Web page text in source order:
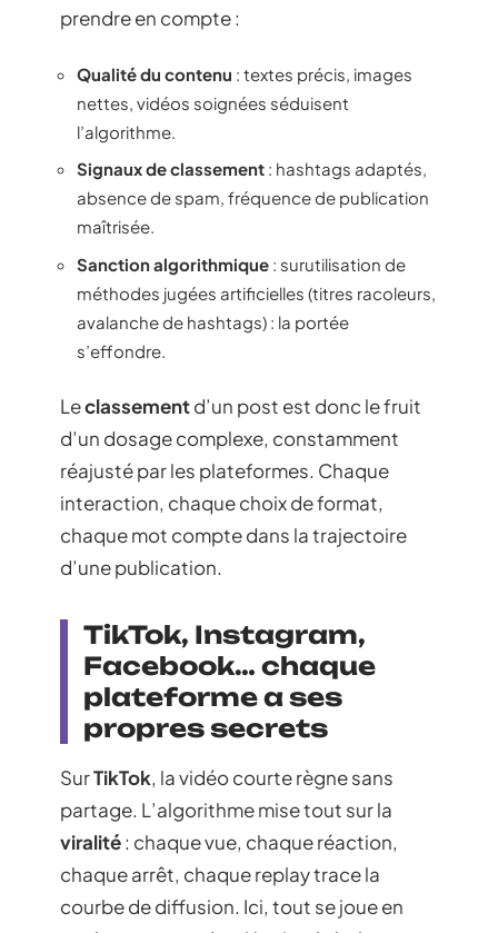
prendre en compte :
Qualité du contenu : textes précis, images
nettes, vidéos soignées séduisent
l’algorithme.
Signaux de classement : hashtags adaptés,
absence de spam, fréquence de publication
maîtrisée.
Sanction algorithmique : surutilisation de
méthodes jugées artificielles (titres racoleurs,
avalanche de hashtags) : la portée
s’effondre.
Leclassementd’un post est donc le fruit
d’un dosage complexe, constamment
réajusté par les plateformes. Chaque
interaction, chaque choix de format,
chaque mot compte dans la trajectoire
d’une publication.
TikTok, Instagram,
Facebook… chaque
plateforme a ses
propres secrets
SurTikTok, la vidéo courte règne sans
partage. L’algorithme mise tout sur la
viralité: chaque vue, chaque réaction,
chaque arrêt, chaque replay trace la
courbe de diffusion. Ici, tout se joue en